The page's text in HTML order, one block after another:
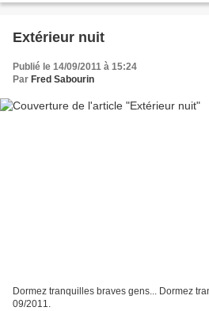
Extérieur nuit
Publié le 14/09/2011 à 15:24
Par Fred Sabourin
Dormez tranquilles braves gens... Dormez
09/2011.